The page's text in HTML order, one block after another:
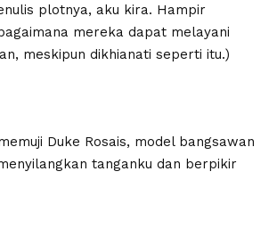
plotnya, aku kira. Hampir
mereka dapat melayani
meskipun dikhianati seperti itu.)
Duke Rosais, model bangsawan
tanganku dan berpikir